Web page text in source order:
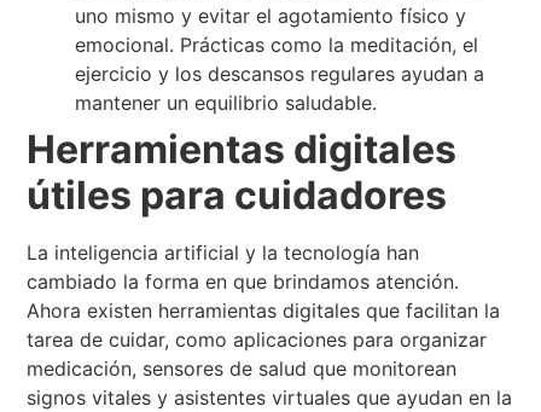
uno mismo y evitar el agotamiento físico y
emocional. Prácticas como la meditación, el
ejercicio y los descansos regulares ayudan a
mantener un equilibrio saludable.
Herramientas digitales
útiles para cuidadores
La inteligencia artificial y la tecnología han
cambiado la forma en que brindamos atención.
Ahora existen herramientas digitales que facilitan la
tarea de cuidar, como aplicaciones para organizar
medicación, sensores de salud que monitorean
signos vitales y asistentes virtuales que ayudan en la